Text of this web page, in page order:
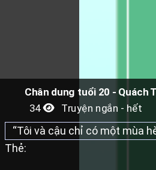
Chân dung tuổi 20 - Quách
34
Truyện ngắn - hết
“Tôi và cậu chỉ có một mùa
Thẻ: